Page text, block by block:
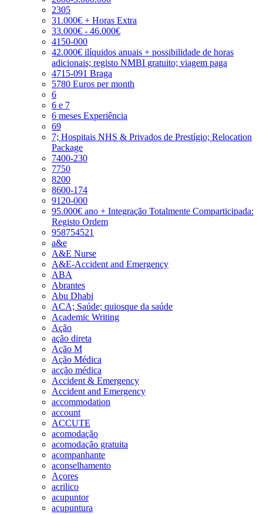
2305
31.000€ + Horas Extra
33.000€ - 46.000€
4150-000
42.000€ ilíquidos anuais + possibilidade de horas
adicionais; registo NMBI gratuito; viagem paga
4715-091 Braga
5780 Euros per month
6
6 e 7
6 meses Experiência
69
7; Hospitais NHS & Privados de Prestígio; Relocation
Package
7400-230
7750
8200
8600-174
9120-000
95.000€ ano + Integração Totalmente Comparticipada:
Registo Ordem
958754521
a&e
A&E Nurse
A&E-Accident and Emergency
ABA
Abrantes
Abu Dhabi
ACA; Saúde; quiosque da saúde
Academic Writing
Ação
ação direta
Ação M
Ação Médica
acção médica
Accident & Emergency
Accident and Emergency
accommodation
account
ACCUTE
acomodação
acomodação gratuita
acompanhante
aconselhamento
Açores
acrilico
acupuntor
acupuntura